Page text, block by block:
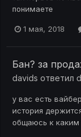
понимаете
1 мая, 2018
Бан? за
davids ответил
у вас есть
история
общаюсь к каким